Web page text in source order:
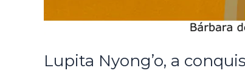
Lupita Nyong’o, a